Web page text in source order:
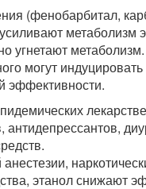
(фенобарбитал,
метаболизм
угнетают метаболизм.
могут
эффективности.
этанол снижают